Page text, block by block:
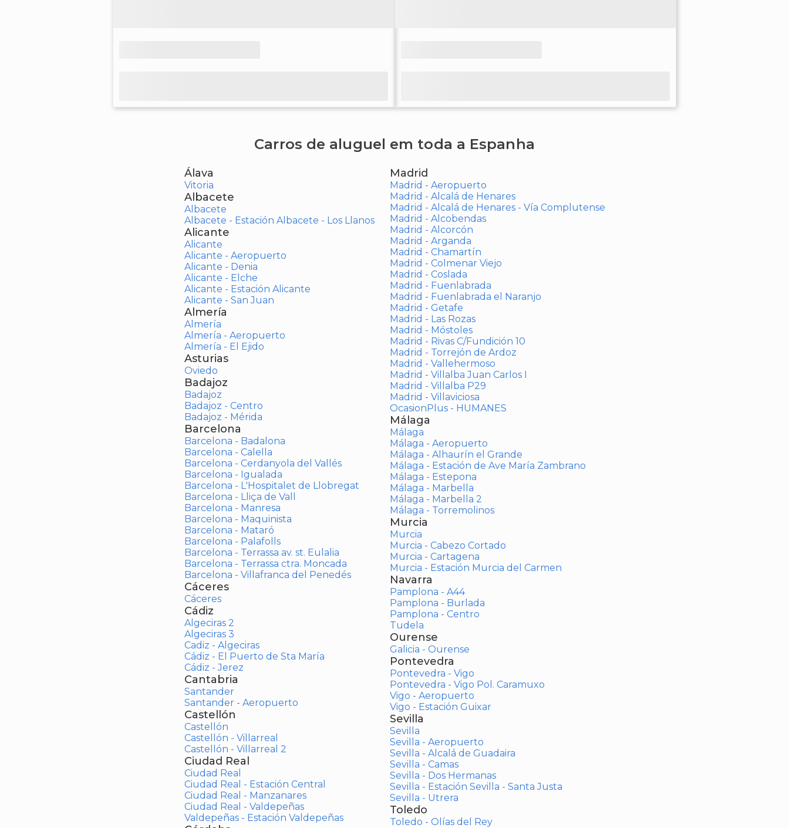
Carros de aluguel em toda a Espanha
Álava
Vitoria
Albacete
Albacete
Albacete - Estación Albacete - Los Llanos
Alicante
Alicante
Alicante - Aeropuerto
Alicante - Denia
Alicante - Elche
Alicante - Estación Alicante
Alicante - San Juan
Almería
Almería
Almería - Aeropuerto
Almería - El Ejido
Asturias
Oviedo
Badajoz
Badajoz
Badajoz - Centro
Badajoz - Mérida
Barcelona
Barcelona - Badalona
Barcelona - Calella
Barcelona - Cerdanyola del Vallés
Barcelona - Igualada
Barcelona - L'Hospitalet de Llobregat
Barcelona - Lliça de Vall
Barcelona - Manresa
Barcelona - Maquinista
Barcelona - Mataró
Barcelona - Palafolls
Barcelona - Terrassa av. st. Eulalia
Barcelona - Terrassa ctra. Moncada
Barcelona - Villafranca del Penedés
Cáceres
Cáceres
Cádiz
Algeciras 2
Algeciras 3
Cadiz - Algeciras
Cádiz - El Puerto de Sta María
Cádiz - Jerez
Cantabria
Santander
Santander - Aeropuerto
Castellón
Castellón
Castellón - Villarreal
Castellón - Villarreal 2
Ciudad Real
Ciudad Real
Ciudad Real - Estación Central
Ciudad Real - Manzanares
Ciudad Real - Valdepeñas
Valdepeñas - Estación Valdepeñas
Madrid
Madrid - Aeropuerto
Madrid - Alcalá de Henares
Madrid - Alcalá de Henares - Vía Complutense
Madrid - Alcobendas
Madrid - Alcorcón
Madrid - Arganda
Madrid - Chamartín
Madrid - Colmenar Viejo
Madrid - Coslada
Madrid - Fuenlabrada
Madrid - Fuenlabrada el Naranjo
Madrid - Getafe
Madrid - Las Rozas
Madrid - Móstoles
Madrid - Rivas C/Fundición 10
Madrid - Torrejón de Ardoz
Madrid - Vallehermoso
Madrid - Villalba Juan Carlos I
Madrid - Villalba P29
Madrid - Villaviciosa
OcasionPlus - HUMANES
Málaga
Málaga
Málaga - Aeropuerto
Málaga - Alhaurín el Grande
Málaga - Estación de Ave María Zambrano
Málaga - Estepona
Málaga - Marbella
Málaga - Marbella 2
Málaga - Torremolinos
Murcia
Murcia
Murcia - Cabezo Cortado
Murcia - Cartagena
Murcia - Estación Murcia del Carmen
Navarra
Pamplona - A44
Pamplona - Burlada
Pamplona - Centro
Tudela
Ourense
Galicia - Ourense
Pontevedra
Pontevedra - Vigo
Pontevedra - Vigo Pol. Caramuxo
Vigo - Aeropuerto
Vigo - Estación Guixar
Sevilla
Sevilla
Sevilla - Aeropuerto
Sevilla - Alcalá de Guadaira
Sevilla - Camas
Sevilla - Dos Hermanas
Sevilla - Estación Sevilla - Santa Justa
Sevilla - Utrera
Toledo
Toledo - Olías del Rey